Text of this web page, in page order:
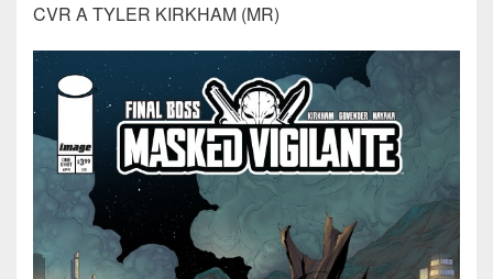
CVR A TYLER KIRKHAM (MR)